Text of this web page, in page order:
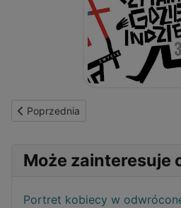
Poprzednia strona: 100 wierszy w
Poprzednia
Może zainteresuje
Portret kobiecy w